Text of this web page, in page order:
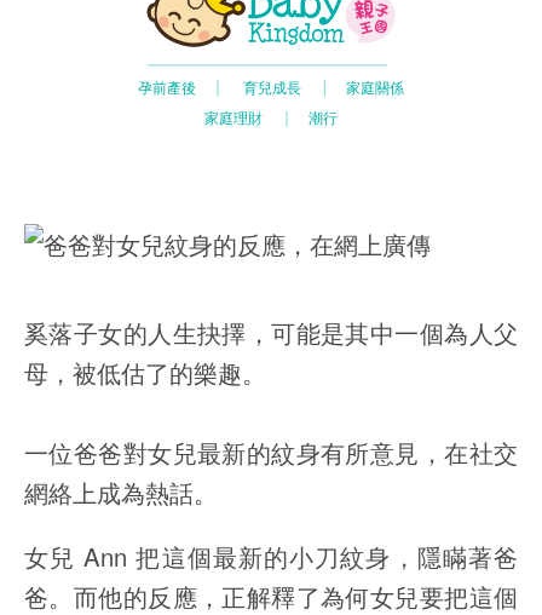
奚落子女的人生抉擇，可能是其中一個為人父
母，被低估了的樂趣。
一位爸爸對女兒最新的紋身有所意見，在社交
網絡上成為熱話。
女兒 Ann 把這個最新的小刀紋身，隱瞞著爸
爸。而他的反應，正解釋了為何女兒要把這個